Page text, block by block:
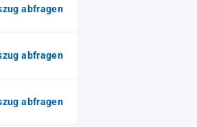
abfragen
abfragen
abfragen